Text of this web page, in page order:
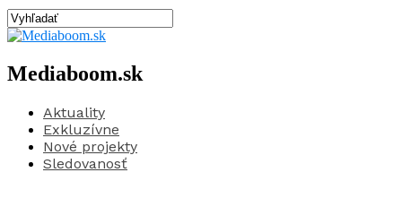
Mediaboom.sk
Aktuality
Exkluzívne
Nové projekty
Sledovanosť